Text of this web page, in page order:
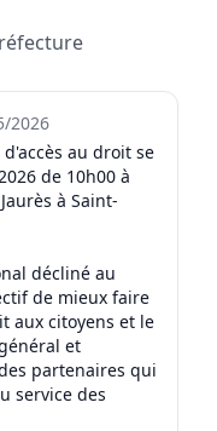
2026
au droit se
de 10h00 à
à Saint-
décliné au
de mieux faire
aux citoyens et le
et
partenaires qui
service des